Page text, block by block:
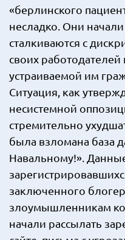
«берлинского
несладко. Они
сталкиваются с
своих работодателей
устраиваемой им
Ситуация, как
несистемной
стремительно
была взломана база
Навальному!».
заключенного
злоумышленникам
начали рассылать